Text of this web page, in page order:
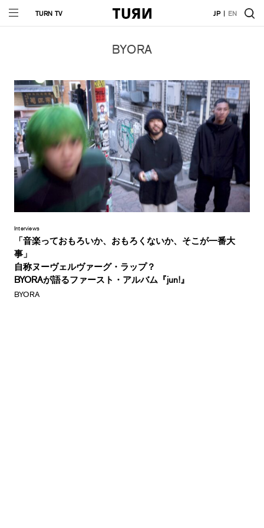
TURN TV JP EN
BYORA
Interviews
「音楽っておもろいか、おもろくないか、そこが一番大
事」
自称ヌーヴェルヴァーグ・ラップ？
BYORAが語るファースト・アルバム『jun!』
BYORA